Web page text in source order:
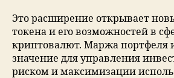
Это расширение открывает
токена и его возможностей в
криптовалют. Маржа
значение для управления
риском и максимизации